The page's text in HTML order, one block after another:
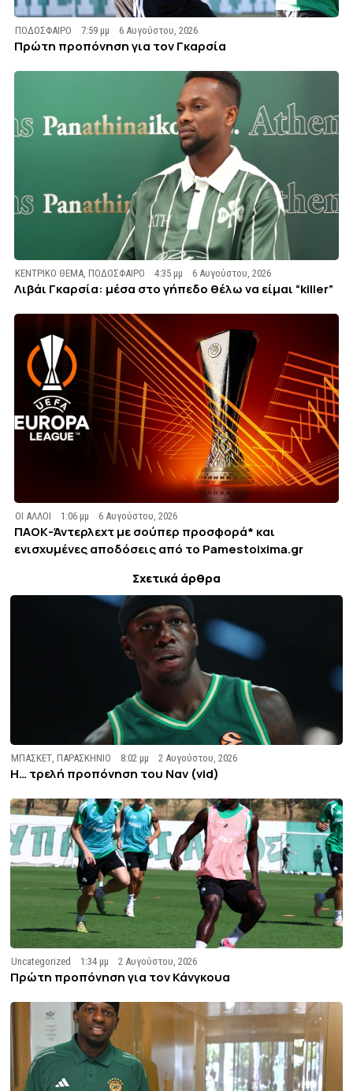
ΠΟΔΟΣΦΑΙΡΟ 7:59 μμ 6 Αυγούστου, 2026
Πρώτη προπόνηση για τον Γκαρσία
ΚΕΝΤΡΙΚΟ ΘΕΜΑ ,ΠΟΔΟΣΦΑΙΡΟ 4:35 μμ 6 Αυγούστου, 2026
Λιβάι Γκαρσία: μέσα στο γήπεδο θέλω να είμαι “killer”
ΟΙ ΑΛΛΟΙ 1:06 μμ 6 Αυγούστου, 2026
ΠΑΟΚ-Άντερλεχτ με σούπερ προσφορά* και
ενισχυμένες αποδόσεις από το Pamestoixima.gr
Σχετικά άρθρα
ΜΠΑΣΚΕΤ ,ΠΑΡΑΣΚΗΝΙΟ 8:02 μμ 2 Αυγούστου, 2026
Η… τρελή προπόνηση του Ναν (vid)
Uncategorized 1:34 μμ 2 Αυγούστου, 2026
Πρώτη προπόνηση για τον Κάνγκουα